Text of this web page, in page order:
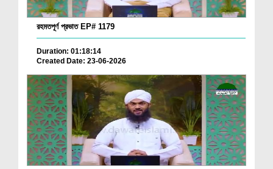
রহমতপূর্ণ প্রভাত EP# 1179
Duration: 01:18:14
Created Date: 23-06-2026